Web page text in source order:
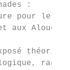
:
pour les
aux